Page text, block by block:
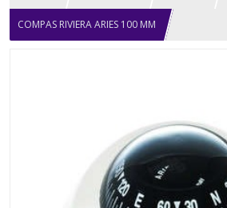
COMPAS RIVIERA ARIES 100 MM